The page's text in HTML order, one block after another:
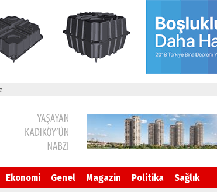
Ekonomi Genel Magazin Politika Sağlık